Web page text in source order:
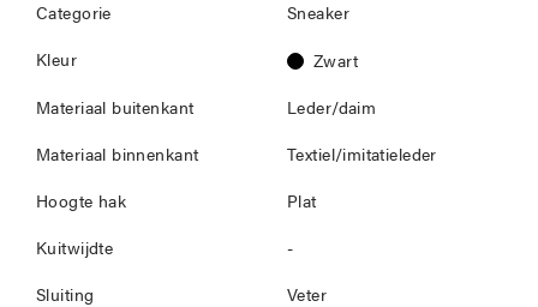
Categorie Sneaker
Kleur Zwart
Materiaal buitenkant Leder/daim
Materiaal binnenkant Textiel/imitatieleder
Hoogte hak Plat
Kuitwijdte -
Sluiting Veter